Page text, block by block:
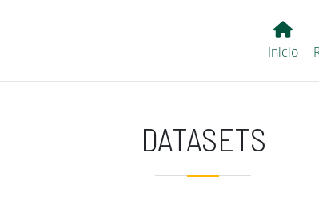
Main
Inicio
DATASETS